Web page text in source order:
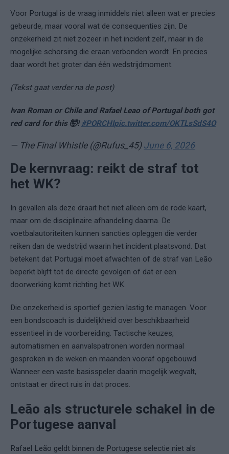
Voor Portugal is de vraag inmiddels niet alleen wat er precies
gebeurde, maar vooral wat de consequenties zijn. De
onzekerheid zit niet zozeer in het incident zelf, maar in de
mogelijke schorsing die eraan verbonden wordt. En precies
daar wordt het groter dan één wedstrijdmoment.
(Tekst gaat verder na de post)
Ivan Roman or Chile and Rafael Leao of Portugal both got
red card for this 🤯!#PORCHIpic.twitter.com/OKTLsSdS4O
— The Final Whistle (@Rufus_45) June 6, 2026
De kernvraag: reikt de straf tot
het WK?
In gevallen als deze draait het niet alleen om de rode kaart,
maar om de disciplinaire afhandeling daarna. De
voetbalautoriteiten kunnen sancties opleggen die verder
reiken dan de wedstrijd waarin het incident plaatsvond. Dat
betekent dat Portugal moet afwachten of de straf van Leão
beperkt blijft tot de directe gevolgen of dat er een
doorwerking komt richting het WK.
Die onzekerheid is sportief gezien lastig te managen. Voor
een bondscoach is duidelijkheid over beschikbaarheid
essentieel in de voorbereiding. Tactische keuzes,
automatismen en aanvalspatronen worden normaal
gesproken in de weken en maanden vooraf opgebouwd.
Wanneer een vaste basisspeler daarin mogelijk wegvalt,
ontstaat er direct ruis in dat proces.
Leão als structurele schakel in de
Portugese aanval
Rafael Leão geldt binnen de Portugese selectie niet als